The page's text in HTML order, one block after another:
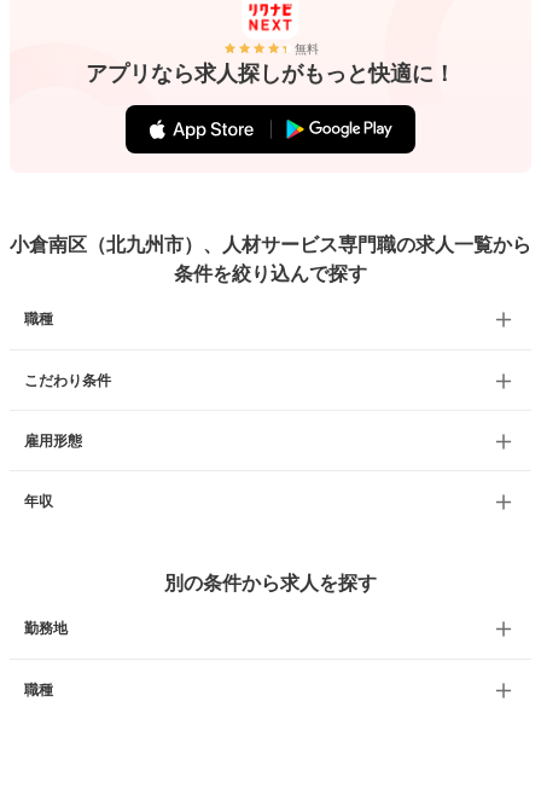
無料
アプリなら求人探しがもっと快適に！
小倉南区（北九州市）、人材サービス専門職の求人一覧から
条件を絞り込んで探す
職種
こだわり条件
雇用形態
年収
別の条件から求人を探す
勤務地
職種